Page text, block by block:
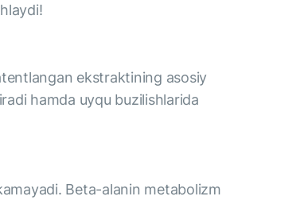
ekstraktining asosiy
hamda uyqu buzilishlarida
Beta-alanin metabolizm